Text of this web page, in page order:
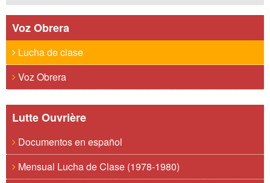
Voz Obrera
Lucha de clase
Voz Obrera
Lutte Ouvrière
Documentos en español
Mensual Lucha de Clase (1978-1980)